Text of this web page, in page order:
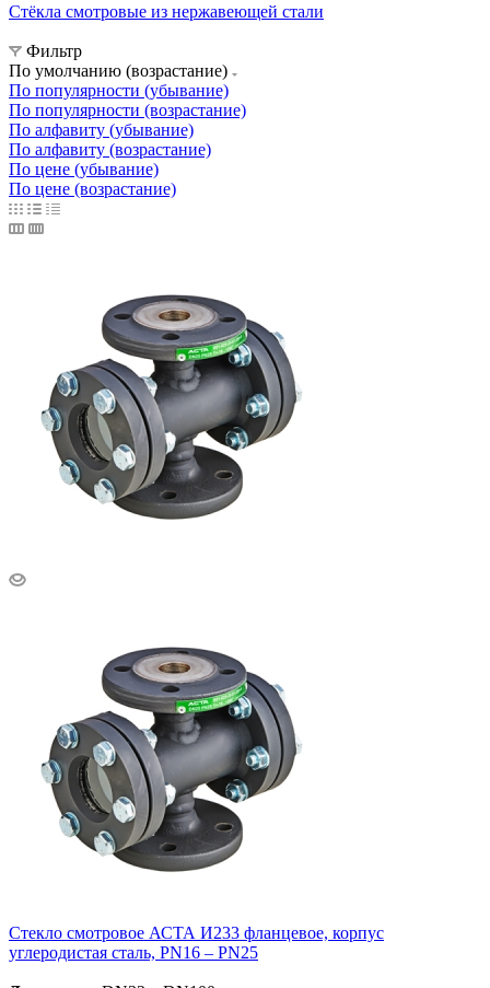
Стёкла смотровые из нержавеющей стали
Фильтр
По умолчанию (возрастание)
По популярности (убывание)
По популярности (возрастание)
По алфавиту (убывание)
По алфавиту (возрастание)
По цене (убывание)
По цене (возрастание)
Стекло смотровое АСТА И233 фланцевое, корпус
углеродистая сталь, PN16 – PN25